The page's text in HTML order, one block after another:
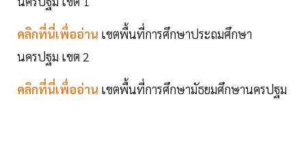
คลิกที่นี่เพื่ออ่าน เขตพื้นที่การศึกษาประถมศึกษา
นครปฐม เขต 2
คลิกที่นี่เพื่ออ่าน เขตพื้นที่การศึกษามัธยมศึกษานครปฐม